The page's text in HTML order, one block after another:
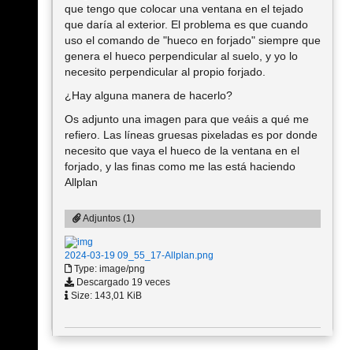
que tengo que colocar una ventana en el tejado
que daría al exterior. El problema es que cuando
uso el comando de "hueco en forjado" siempre que
genera el hueco perpendicular al suelo, y yo lo
necesito perpendicular al propio forjado.
¿Hay alguna manera de hacerlo?
Os adjunto una imagen para que veáis a qué me
refiero. Las líneas gruesas pixeladas es por donde
necesito que vaya el hueco de la ventana en el
forjado, y las finas como me las está haciendo
Allplan
Adjuntos (1)
2024-03-19 09_55_17-Allplan.png
Type: image/png
Descargado 19 veces
Size: 143,01 KiB